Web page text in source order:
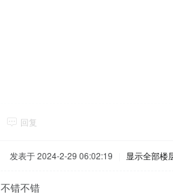
回复
发表于 2024-2-29 06:02:19 显示全部楼
不错不错